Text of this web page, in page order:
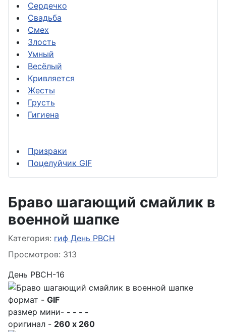
Сердечко
Свадьба
Смех
Злость
Умный
Весёлый
Кривляется
Жесты
Грусть
Гигиена
Призраки
Поцелуйчик GIF
Браво шагающий смайлик в
военной шапке
Информация о материале
Категория: гиф День РВСН
Просмотров: 313
День РВСН-16
формат - GIF
размер мини- - - - -
оригинал - 260 x 260